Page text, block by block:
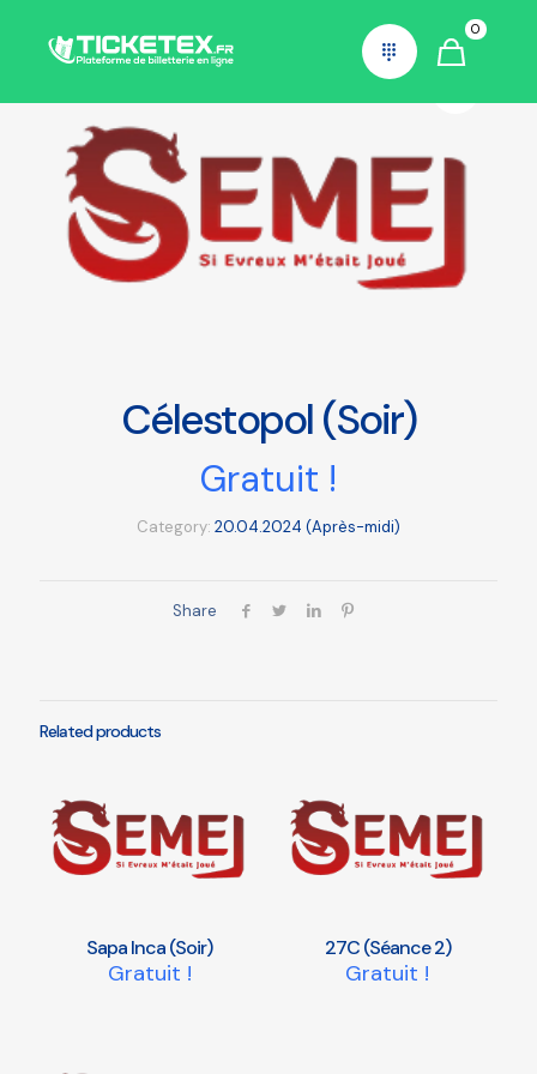
0
Célestopol (Soir)
Gratuit !
Category: 20.04.2024 (Après-midi)
Share
Related products
Sapa Inca (Soir)
Gratuit !
27C (Séance 2)
Gratuit !